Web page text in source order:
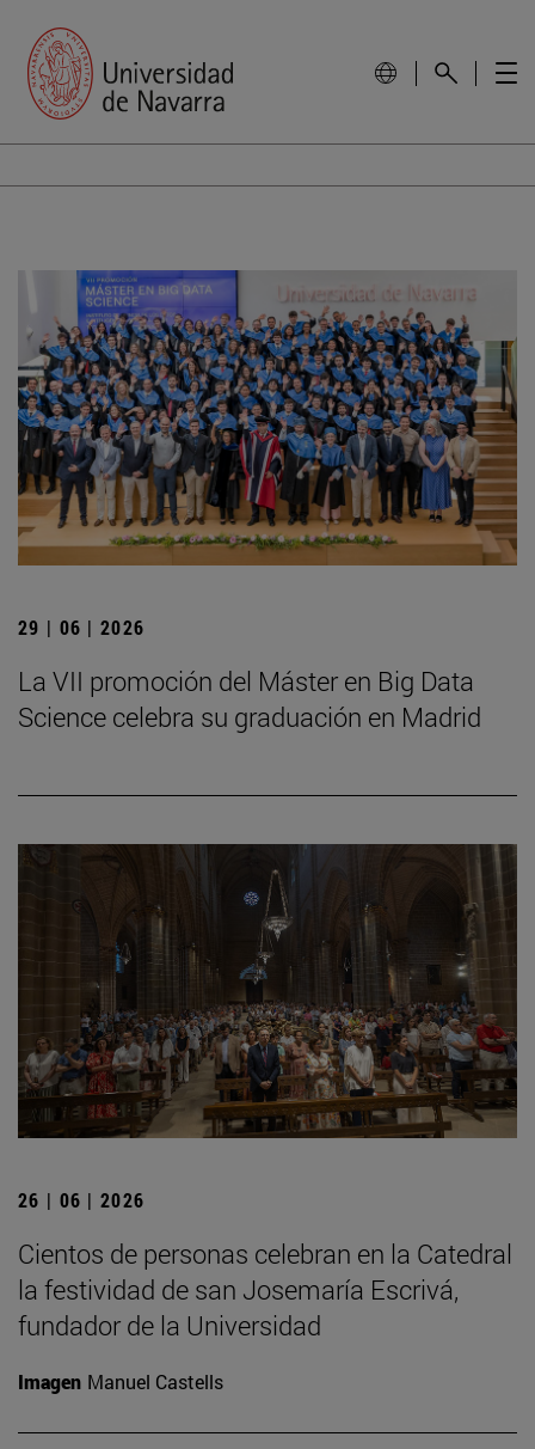
29 | 06 | 2026
La VII promoción del Máster en Big Data
Science celebra su graduación en Madrid
26 | 06 | 2026
Cientos de personas celebran en la Catedral
la festividad de san Josemaría Escrivá,
fundador de la Universidad
Imagen Manuel Castells